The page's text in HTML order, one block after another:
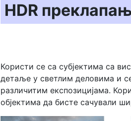
HDR
Користи се са субјектима са
детаље у светлим деловима и
различитим експозицијама.
објектима да бисте сачували